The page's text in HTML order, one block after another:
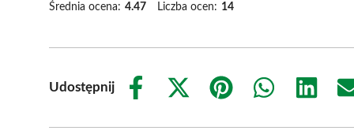
Średnia ocena: 4.47 Liczba ocen: 14
Udostępnij
Share
Share
(Twitter)
Share
Share
Share